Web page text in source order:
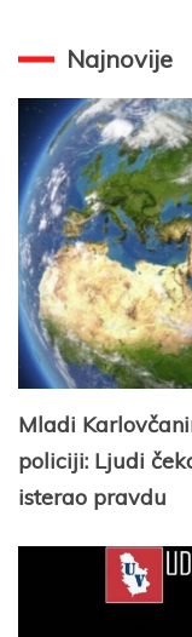
Najnovije
Mladi
policiji: Ljudi
isterao pravdu